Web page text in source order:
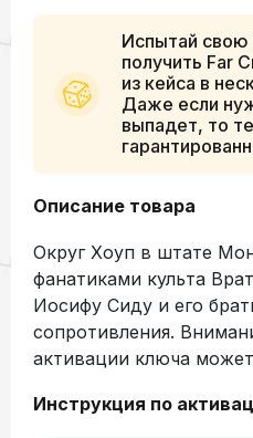
Испытай свою
получить Far
из кейса в
Даже если
выпадет, то
Описание товара
Округ Хоуп в штате
фанатиками культа
Иосифу Сиду и его
сопротивления.
активации ключа
Инструкция по